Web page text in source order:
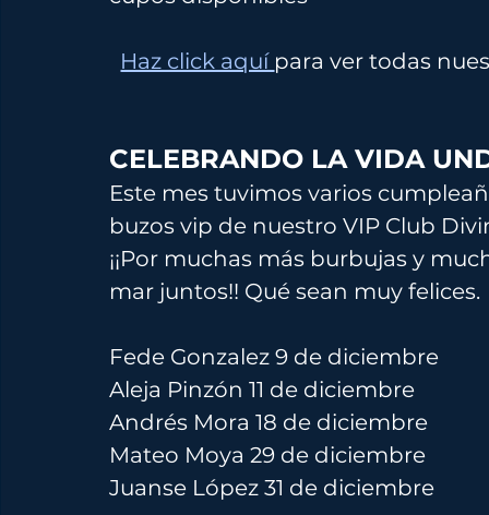
Haz click aquí para ver todas
CELEBRANDO LA VIDA
Este mes tuvimos varios
buzos vip de nuestro VIP Club
¡¡Por muchas más burbujas y
mar juntos!! Qué sean muy felices.
Fede Gonzalez 9 de diciembre
Aleja Pinzón 11 de diciembre
Andrés Mora 18 de diciembre
Mateo Moya 29 de diciembre
Juanse López 31 de diciembre